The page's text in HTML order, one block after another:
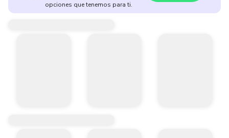
opciones que tenemos para ti.